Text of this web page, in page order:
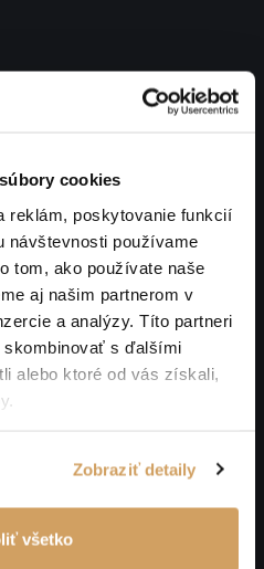
cookies
reklám, poskytovanie funkcií
návštevnosti používame
tom, ako používate naše
aj našim partnerom v
a analýzy. Títo partneri
skombinovať s ďalšími
alebo ktoré od vás získali,
Zobraziť detaily
všetko
Vašich dát. Aby sme
k nim alebo ich
zhromažďujeme. Všetky
sú uložené na našich
prístupom.
dát
iným spoločnostiam,
nám pomohli s našimi
hostingu, údržby a správy
o mlčanlivosti. Všetkých